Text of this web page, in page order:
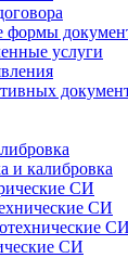
формы
услуги
и калибровка
СИ
СИ
СИ
СИ